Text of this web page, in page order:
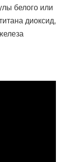
белого или
диоксид,